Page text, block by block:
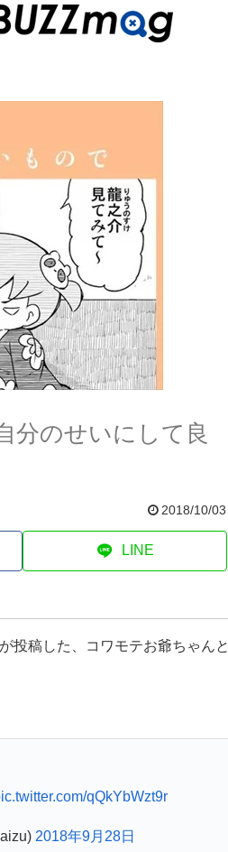
分のせいにして良
2018/10/03
LINE
投稿した、コワモテお爺ちゃんと
qQkYbWzt9r
2018年9月28日